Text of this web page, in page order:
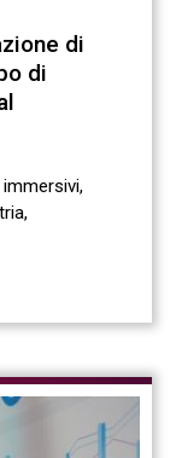
di
di